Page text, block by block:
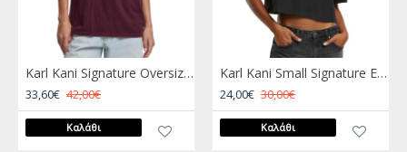
Karl Kani Signature Oversized T-Shirt Μπορντώ
33,60€ 42,00€
Καλάθι
Karl Kani Small Signature Essential Crop Tee Μαύρο
24,00€ 30,00€
Καλάθι